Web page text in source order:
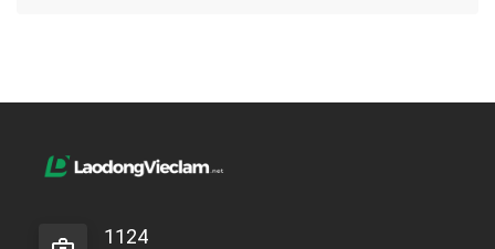
1124